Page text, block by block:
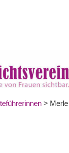
> Merle